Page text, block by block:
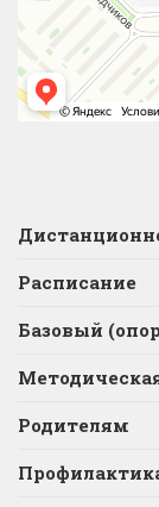
Расписание
Базовый
Родителям